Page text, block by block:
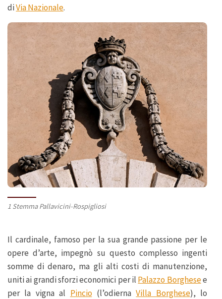
diVia Nazionale.
1 Stemma Pallavicini-Rospigliosi
Il cardinale, famoso per la sua grande passione per le
opere d’arte, impegnò su questo complesso ingenti
somme di denaro, ma gli alti costi di manutenzione,
uniti ai grandi sforzi economici per il Palazzo Borghesee
per la vigna al Pincio(l’odiernaVilla Borghese), lo